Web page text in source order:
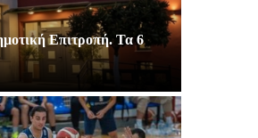
Επιτροπή. Τα 6